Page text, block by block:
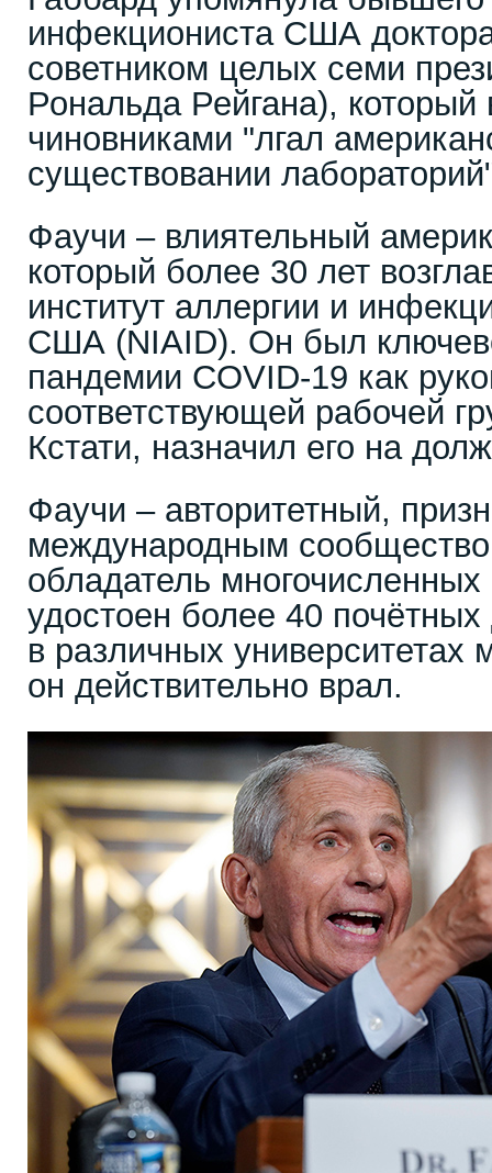
инфекциониста США
советником целых семи
Рональда Рейгана), который
чиновниками "лгал
существовании
Фаучи – влиятельный
который более 30 лет
институт аллергии и
США (NIAID). Он был
пандемии COVID-19 как
соответствующей рабочей
Кстати, назначил его на
Фаучи – авторитетный,
международным
обладатель
удостоен более 40 почётных
в различных
он действительно врал.